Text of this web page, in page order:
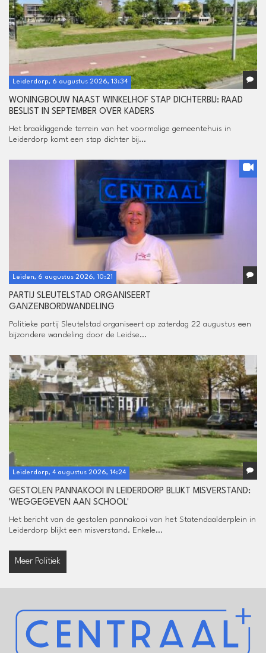
Leiderdorp, 6 augustus 2026, 13:34
WONINGBOUW NAAST WINKELHOF STAP DICHTERBIJ: RAAD
BESLIST IN SEPTEMBER OVER KADERS
Het braakliggende terrein van het voormalige gemeentehuis in
Leiderdorp komt een stap dichter bij...
Leiden, 6 augustus 2026, 10:21
PARTIJ SLEUTELSTAD ORGANISEERT
GANZENBORDWANDELING
Politieke partij Sleutelstad organiseert op zaterdag 22 augustus een
bijzondere wandeling door de Leidse...
Leiderdorp, 4 augustus 2026, 14:24
GESTOLEN PANNAKOOI IN LEIDERDORP BLIJKT MISVERSTAND:
'WEGGEGEVEN AAN SCHOOL'
Het bericht van de gestolen pannakooi van het Statendaalderplein in
Leiderdorp blijkt een misverstand. Enkele...
Meer Politiek